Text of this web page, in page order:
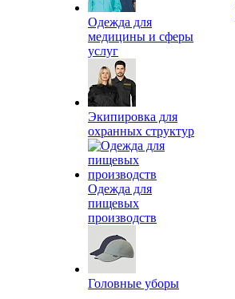
Одежда для
медицины и сферы
услуг
Экипировка для
охранных структур
Одежда для
пищевых
производств
Головные уборы